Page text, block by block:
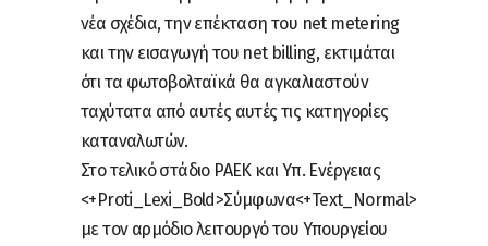
νέα σχέδια, την επέκταση του net metering
και την εισαγωγή του net billing, εκτιμάται
ότι τα φωτοβολταϊκά θα αγκαλιαστούν
ταχύτατα από αυτές αυτές τις κατηγορίες
καταναλωτών.
Στο τελικό στάδιο ΡΑΕΚ και Υπ. Ενέργειας
<+Proti_Lexi_Bold>Σύμφωνα<+Text_Normal>
με τον αρμόδιο λειτουργό του Υπουργείου